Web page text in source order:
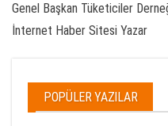
Genel Başkan Tüketiciler
İnternet Haber Sitesi Yazar
POPÜLER YAZILAR